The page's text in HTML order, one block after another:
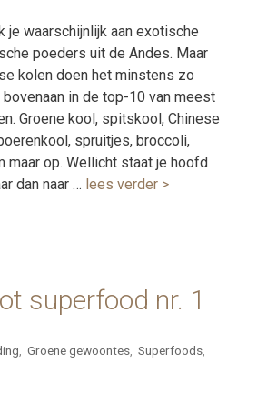
je waarschijnlijk aan exotische
poeders uit de Andes. Maar
kolen doen het minstens zo
in de top-10 van meest
Groene kool, spitskool, Chinese
spruitjes, broccoli,
maar op. Wellicht staat je hoofd
dan naar … lees verder >
superfood nr. 1
, Groene gewoontes, Superfoods,